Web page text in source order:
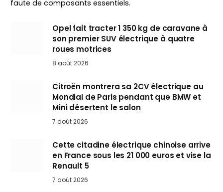
faute de composants essentiels.
Opel fait tracter 1 350 kg de caravane à
son premier SUV électrique à quatre
roues motrices
8 août 2026
Citroën montrera sa 2CV électrique au
Mondial de Paris pendant que BMW et
Mini désertent le salon
7 août 2026
Cette citadine électrique chinoise arrive
en France sous les 21 000 euros et vise la
Renault 5
7 août 2026